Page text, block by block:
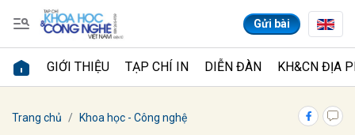
Gửi bài
GIỚI THIỆU TẠP CHÍ IN DIỄN ĐÀN KH&CN ĐỊA
Trang chủ Khoa học - Công nghệ
Gửi bình luận